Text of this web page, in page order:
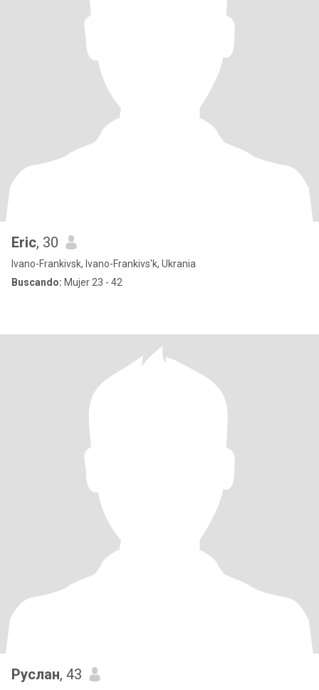
Eric, 30
Ivano-Frankivsk, Ivano-Frankivs'k, Ukrania
Buscando: Mujer 23 - 42
Руслан, 43